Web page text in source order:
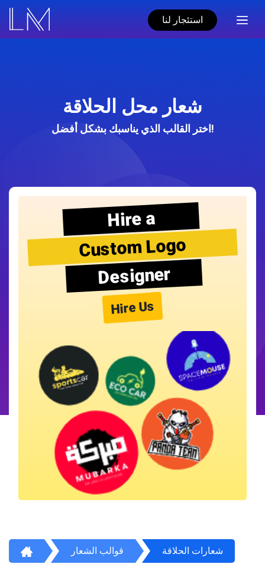
استئجار لنا
شعار محل الحلاقة
اختر القالب الذي يناسبك بشكل أفضل!
Hire a
Custom Logo
Designer
Hire Us
قوالب الشعار شعارات الحلاقة